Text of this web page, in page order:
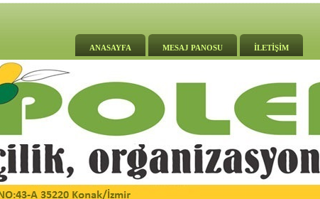
ANASAYFA MESAJ PANOSU İLETİŞİM